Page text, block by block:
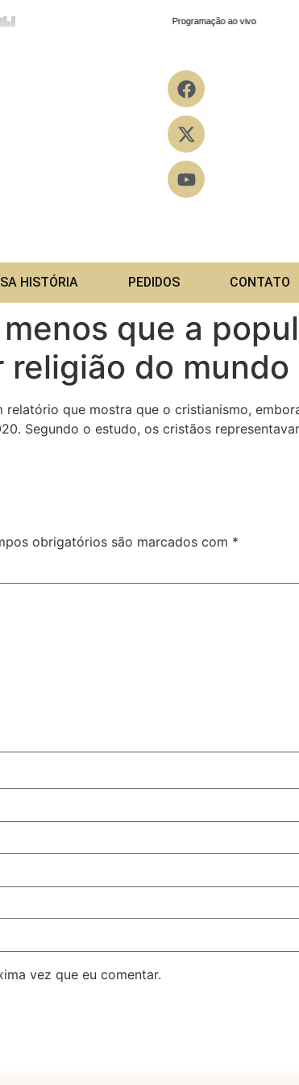
HISTÓRIA PEDIDOS CONTATO
que a
religião do mundo
relatório que mostra que o cristianismo,
Segundo o estudo, os cristãos
obrigatórios são marcados com *
vez que eu comentar.